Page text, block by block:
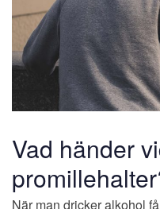
Vad händer
När man dricker alkohol